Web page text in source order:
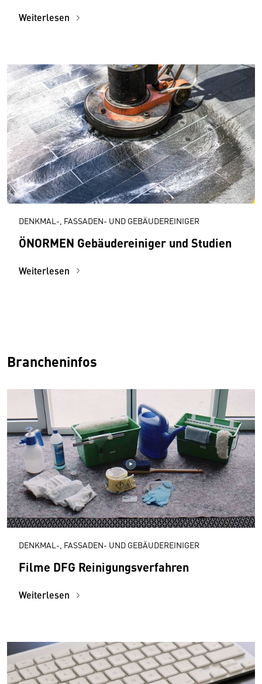
Weiterlesen
DENKMAL-, FASSADEN- UND GEBÄUDEREINIGER
ÖNORMEN Gebäudereiniger und Studien
Weiterlesen
Brancheninfos
DENKMAL-, FASSADEN- UND GEBÄUDEREINIGER
Filme DFG Reinigungsverfahren
Weiterlesen